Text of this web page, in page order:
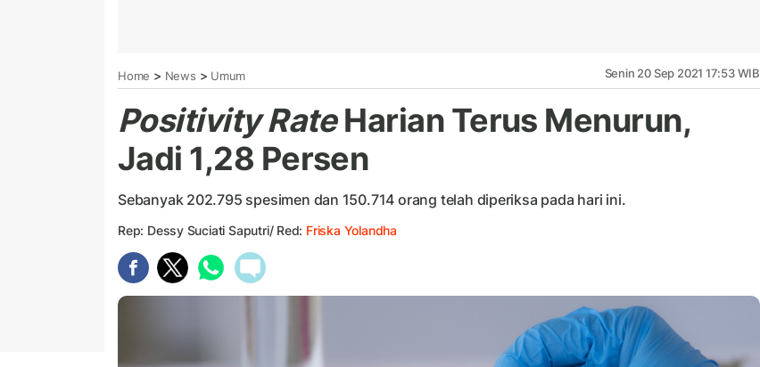
Home > News > Umum Senin 20 Sep 2021 17:53 WIB
Positivity RateHarian Terus Menurun,
Jadi 1,28 Persen
Sebanyak 202.795 spesimen dan 150.714 orang telah diperiksa pada hari ini.
Rep: Dessy Suciati Saputri/ Red: Friska Yolandha